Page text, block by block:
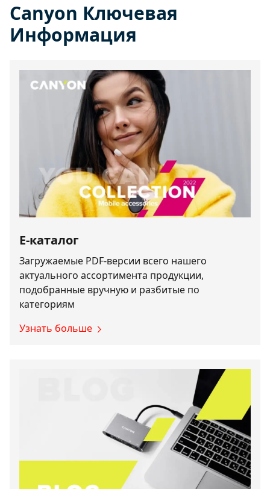
Canyon Ключевая
Информация
E-каталог
Загружаемые PDF-версии всего нашего
актуального ассортимента продукции,
подобранные вручную и разбитые по
категориям
Узнать больше